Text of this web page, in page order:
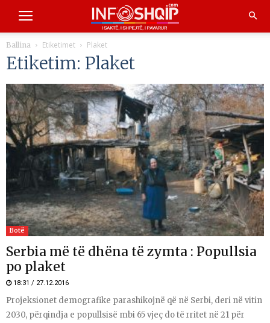
Ballina Etiketimet Plaket
Etiketim: Plaket
Botë
Serbia më të dhëna të zymta : Popullsia
po plaket
18:31 / 27.12.2016
Projeksionet demografike parashikojnë që në Serbi, deri në vitin
2030, përqindja e popullsisë mbi 65 vjeç do të rritet në 21 për